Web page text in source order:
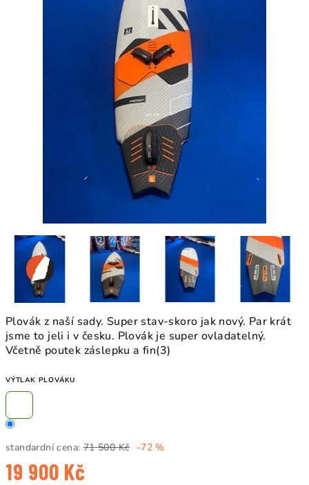
Plovák z naší sady. Super stav-skoro jak nový. Par krát
jsme to jeli i v česku. Plovák je super ovladatelný.
Včetně poutek záslepku a fin(3)
VÝTLAK PLOVÁKU
standardní cena: 71 500 Kč –72 %
19 900 Kč